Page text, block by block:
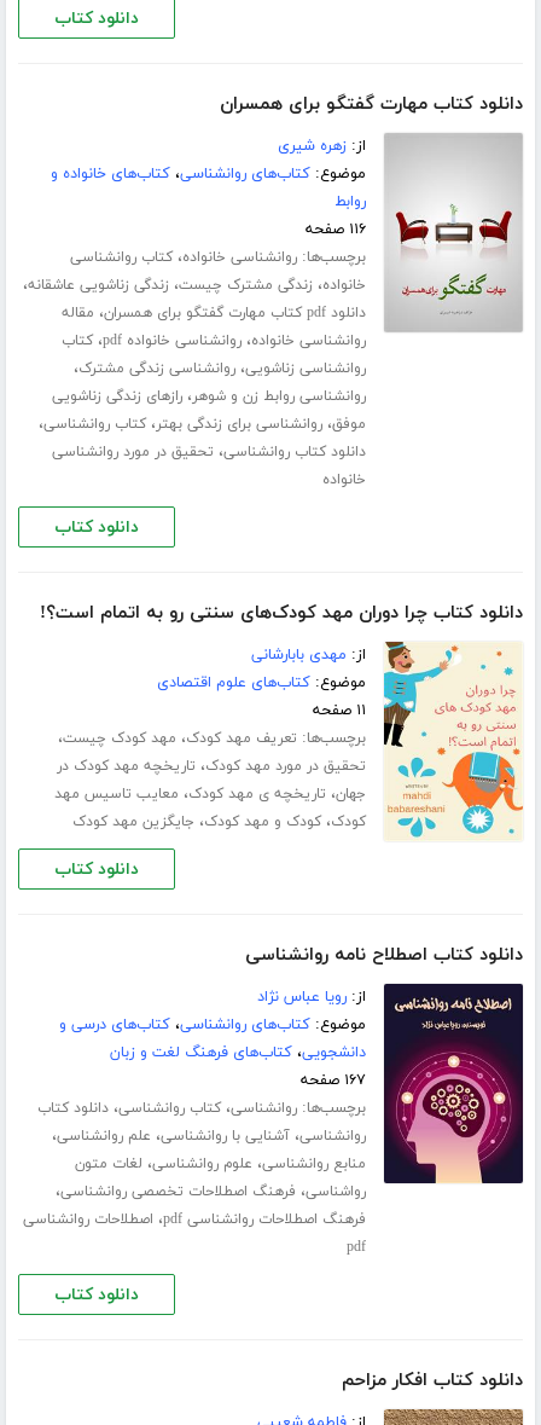
دانلود کتاب
دانلود کتاب مهارت گفتگو برای همسران
از:زهره شیری
موضوع:کتاب‌های روانشناسی،کتاب‌های خانواده و
روابط
۱۱۶ صفحه
برچسب‌ها:روانشناسی خانواده،کتاب روانشناسی
خانواده، زندگی مشترک چیست، زندگی زناشویی عاشقانه،
دانلود pdf کتاب مهارت گفتگو برای همسران ، مقاله
روانشناسی خانواده،روانشناسی خانواده pdf ،کتاب
روانشناسی زناشویی،روانشناسی زندگی مشترک،
روانشناسی روابط زن و شوهر،رازهای زندگی زناشویی
موفق،روانشناسی برای زندگی بهتر،کتاب روانشناسی،
دانلود کتاب روانشناسی، تحقیق در مورد روانشناسی
خانواده
دانلود کتاب
دانلود کتاب چرا دوران مهد کودک‌های سنتی رو به اتمام است؟!
از: مهدی بابارشانی
موضوع:کتاب‌های علوم اقتصادی
۱۱ صفحه
برچسب‌ها: تعریف مهد کودک، مهد کودک چیست،
تحقیق در مورد مهد کودک، تاریخچه مهد کودک در
جهان، تاریخچه‌ ی مهد کودک، معایب تاسیس مهد
کودک،کودک و مهد کودک، جایگزین مهد کودک
دانلود کتاب
دانلود کتاب اصطلاح نامه روانشناسی
از:رویا عباس نژاد
موضوع:کتاب‌های روانشناسی،کتاب‌های درسی و
دانشجویی،کتاب‌های فرهنگ لغت و زبان
۱۶۷ صفحه
برچسب‌ها:روانشناسی،کتاب روانشناسی،دانلود کتاب
روانشناسی،آشنایی با روانشناسی، علم روانشناسی،
منابع روانشناسی، علوم روانشناسی، لغات متون
رواشناسی، فرهنگ اصطلاحات تخصصی روانشناسی،
فرهنگ اصطلاحات روانشناسی pdf ، اصطلاحات روانشناسی
pdf
دانلود کتاب
دانلود کتاب افکار مزاحم